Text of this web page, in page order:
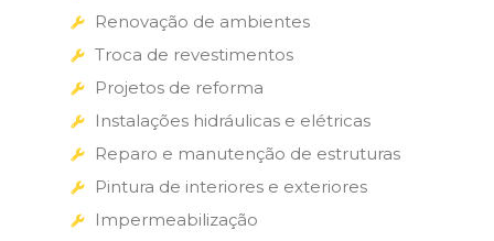
Renovação de ambientes
Troca de revestimentos
Projetos de reforma
Instalações hidráulicas e elétricas
Reparo e manutenção de estruturas
Pintura de interiores e exteriores
Impermeabilização